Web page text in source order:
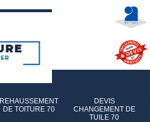
REHAUSSEMENT
DE TOITURE 70
DEVIS
CHANGEMENT DE
TUILE 70